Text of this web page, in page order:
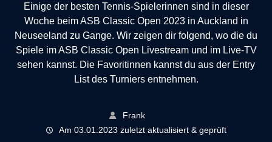
Einige der besten Tennis-Spielerinnen sind in dieser
Woche beim ASB Classic Open 2023 in Auckland in
Neuseeland zu Gange. Wir zeigen dir folgend, wo die du
Spiele im ASB Classic Open Livestream und im Live-TV
sehen kannst. Die Favoritinnen kannst du aus der Entry
List des Turniers entnehmen.
Frank
Am 03.01.2023 zuletzt aktualisiert & geprüft